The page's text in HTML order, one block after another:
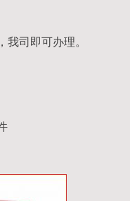
，我司即可办理。